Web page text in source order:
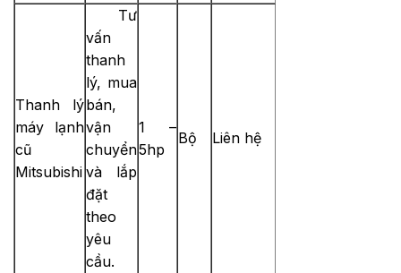
Thanh lý
máy lạnh
cũ
Mitsubishi
Tư
vấn
thanh
lý, mua
bán,
vận
chuyển
và lắp
đặt
theo
yêu
cầu.
1 –
5hp
Bộ Liên hệ